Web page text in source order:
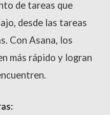
de tareas que
desde las tareas
Con Asana, los
más rápido y logran